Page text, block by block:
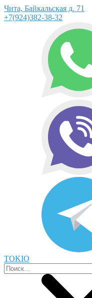
Чита, Байкальская д. 71
+7(924)382-38-32
TOKIO